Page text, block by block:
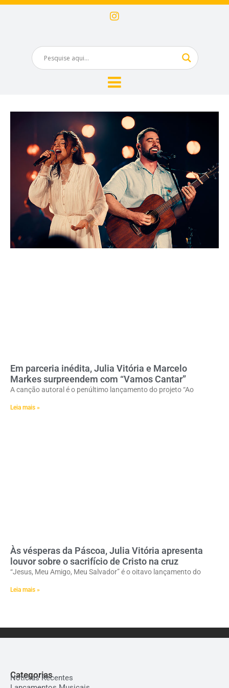
Em parceria inédita, Julia Vitória e Marcelo
Markes surpreendem com “Vamos Cantar”
A canção autoral é o penúltimo lançamento do projeto “Ao
Leia mais »
Às vésperas da Páscoa, Julia Vitória apresenta
louvor sobre o sacrifício de Cristo na cruz
“Jesus, Meu Amigo, Meu Salvador” é o oitavo lançamento do
Leia mais »
Categorias
Notícias Recentes